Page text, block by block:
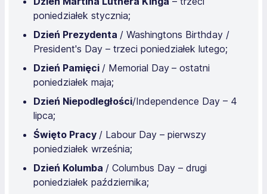
poniedziałek stycznia;
Dzień Prezydenta / Washingtons Birthday /
President's Day – trzeci poniedziałek lutego;
Dzień Pamięci / Memorial Day – ostatni
poniedziałek maja;
Dzień Niepodległości/Independence Day – 4
lipca;
Święto Pracy / Labour Day – pierwszy
poniedziałek września;
Dzień Kolumba / Columbus Day – drugi
poniedziałek października;